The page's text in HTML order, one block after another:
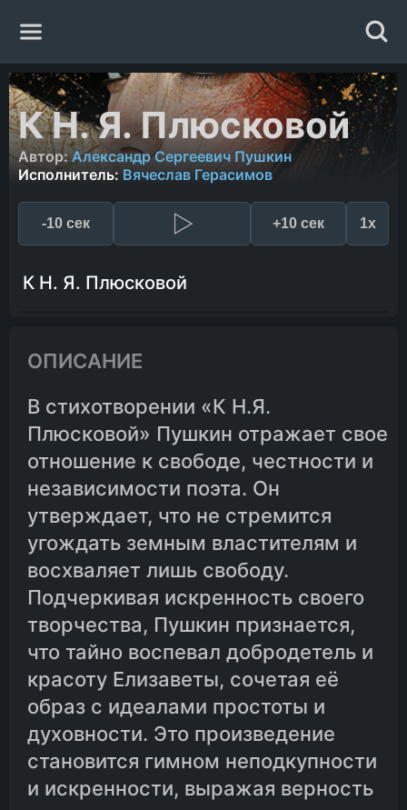
Главная
Жанры
Авторы
Исполнители
К Н. Я. Плюсковой
Автор:Александр Сергеевич Пушкин
Исполнитель: Вячеслав Герасимов
-10 сек +10 сек 1x
К Н. Я. Плюсковой
ОПИСАНИЕ
В стихотворении «К Н.Я.
Плюсковой» Пушкин отражает свое
отношение к свободе, честности и
независимости поэта. Он
утверждает, что не стремится
угождать земным властителям и
восхваляет лишь свободу.
Подчеркивая искренность своего
творчества, Пушкин признается,
что тайно воспевал добродетель и
красоту Елизаветы, сочетая её
образ с идеалами простоты и
духовности. Это произведение
становится гимном неподкупности
и искренности, выражая верность